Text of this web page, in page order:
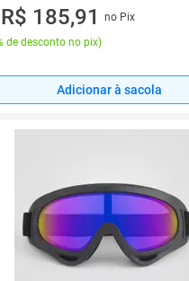
de R$ 99,95 sem juros
R$ 185,91
no Pix
de desconto no pix)
Adicionar à sacola